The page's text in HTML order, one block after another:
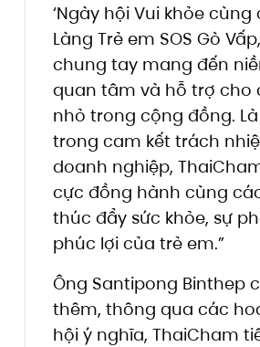
‘Ngày hội Vui khỏe cùng
Làng Trẻ em SOS Gò
chung tay mang đến
quan tâm và hỗ trợ cho
nhỏ trong cộng đồng.
trong cam kết trách
doanh nghiệp,
cực đồng hành cùng
thúc đẩy sức khỏe, sự
phúc lợi của trẻ em.”
Ông Santipong Binthep
thêm, thông qua các
hội ý nghĩa, ThaiCham